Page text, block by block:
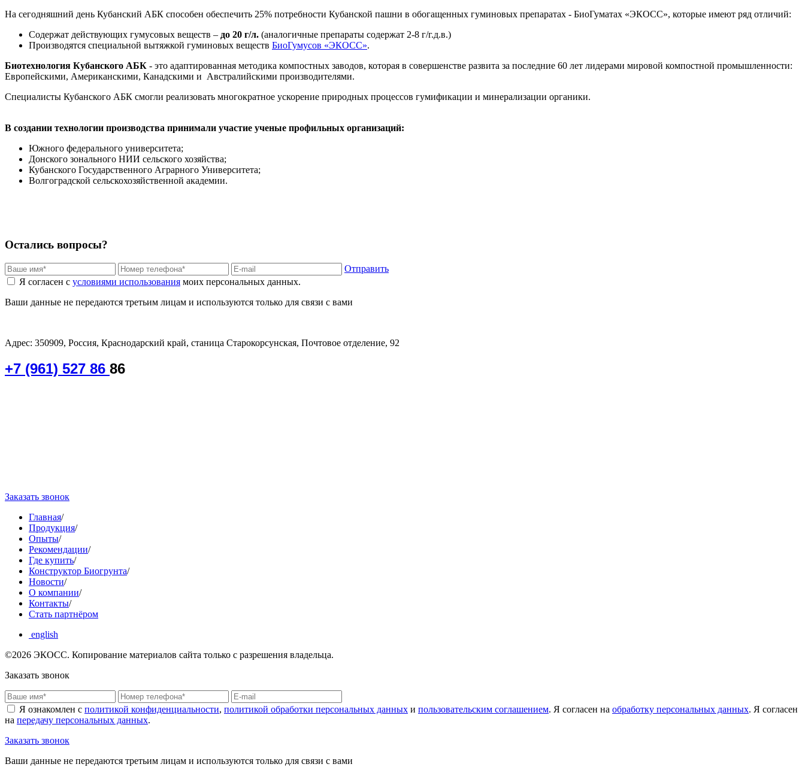
На сегодняшний день Кубанский АБК способен обеспечить 25% потребности Кубанской пашни в обогащенных гуминовых препаратах - БиоГуматах «ЭКОСС», которые имеют ряд отличий:
Содержат действующих гумусовых веществ – до 20 г/л. (аналогичные препараты содержат 2-8 г/г.д.в.)
Производятся специальной вытяжкой гуминовых веществ БиоГумусов «ЭКОСС».
Биотехнология Кубанского АБК - это адаптированная методика компостных заводов, которая в совершенстве развита за последние 60 лет лидерами мировой компостной промышленности:
Европейскими, Американскими, Канадскими и Австралийскими производителями.
Специалисты Кубанского АБК смогли реализовать многократное ускорение природных процессов гумификации и минерализации органики.
В создании технологии производства принимали участие ученые профильных организаций:
Южного федерального университета;
Донского зонального НИИ сельского хозяйства;
Кубанского Государственного Аграрного Университета;
Волгоградской сельскохозяйственной академии.
Остались вопросы?
Отправить
Я согласен с условиями использования моих персональных данных.
Ваши данные не передаются третьим лицам и используются только для связи с вами
Адрес: 350909, Россия, Краснодарский край, станица Старокорсунская, Почтовое отделение, 92
+7 (961) 527 86 86
Заказать звонок
Главная/
Продукция/
Опыты/
Рекомендации/
Где купить/
Конструктор Биогрунта/
Новости/
О компании/
Контакты/
Стать партнёром
english
©2026 ЭКОCС. Копирование материалов сайта только с разрешения владельца.
Заказать звонок
Я ознакомлен с политикой конфиденциальности, политикой обработки персональных данных и пользовательским соглашением. Я согласен на обработку персональных данных. Я согласен
на передачу персональных данных.
Заказать звонок
Ваши данные не передаются третьим лицам и используются только для связи с вами